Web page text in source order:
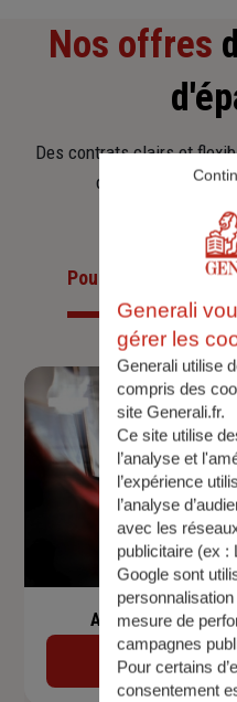
Nos offres
Des contrats clairs et
d’aujourd’hui et
Pour les particuliers
Assurance de
Découvrir
Generali
gérer les
Generali utilise
compris des
site Generali.fr.
Ce site utilise
l’analyse et
l’expérience
l’analyse
avec les
publicitaire (ex :
Google sont
mesure de
campagnes
Pour certains
consentement